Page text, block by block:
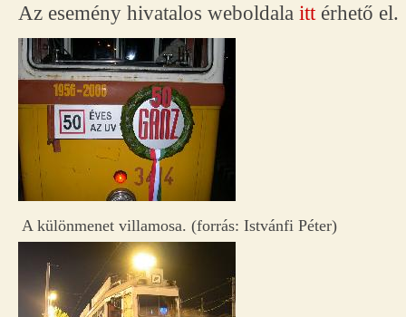
Az esemény hivatalos weboldala itt érhető el.
A különmenet villamosa. (forrás: Istvánfi Péter)